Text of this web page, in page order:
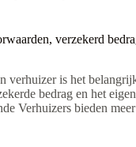
verzekerd
verhuizer is het
bedrag en het
Verhuizers bieden